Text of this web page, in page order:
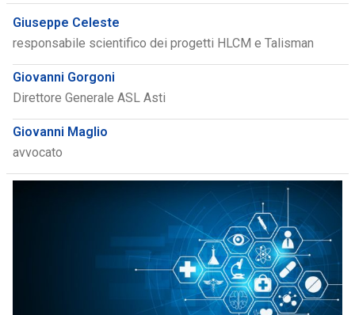
Giuseppe Celeste
responsabile scientifico dei progetti HLCM e Talisman
Giovanni Gorgoni
Direttore Generale ASL Asti
Giovanni Maglio
avvocato